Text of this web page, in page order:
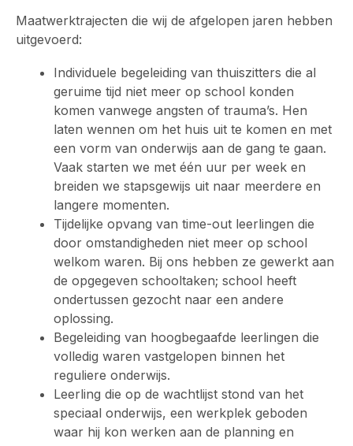
Maatwerktrajecten die wij de afgelopen jaren hebben
uitgevoerd:
Individuele begeleiding van thuiszitters die al
geruime tijd niet meer op school konden
komen vanwege angsten of trauma’s. Hen
laten wennen om het huis uit te komen en met
een vorm van onderwijs aan de gang te gaan.
Vaak starten we met één uur per week en
breiden we stapsgewijs uit naar meerdere en
langere momenten.
Tijdelijke opvang van time-out leerlingen die
door omstandigheden niet meer op school
welkom waren. Bij ons hebben ze gewerkt aan
de opgegeven schooltaken; school heeft
ondertussen gezocht naar een andere
oplossing.
Begeleiding van hoogbegaafde leerlingen die
volledig waren vastgelopen binnen het
reguliere onderwijs.
Leerling die op de wachtlijst stond van het
speciaal onderwijs, een werkplek geboden
waar hij kon werken aan de planning en